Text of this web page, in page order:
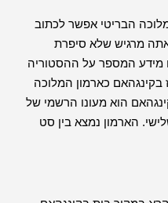
הבריטי אפשר לכתוב
מרגיש שלא סיפרת
מידע המספר על ההסטוריה
1837 עד הוכרז בקינגהאם כארמון המלוכה
הוא מעונו הרשמי של
הארמון נמצא בין סט